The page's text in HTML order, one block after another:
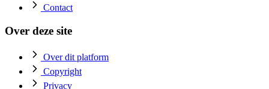
Contact
Over deze site
Over dit platform
Copyright
Privacy